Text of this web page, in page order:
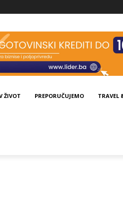
ŽIVOT PREPORUČUJEMO TRAVEL